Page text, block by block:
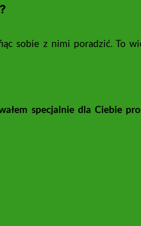
sobie z nimi poradzić. To
specjalnie dla Ciebie